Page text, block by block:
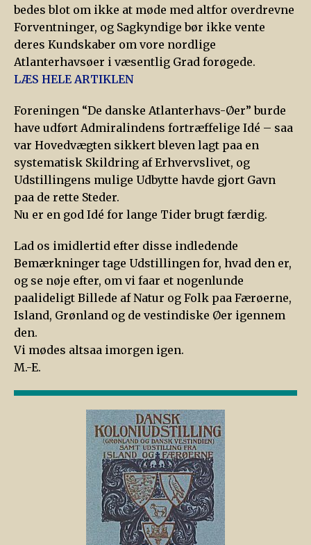
bedes blot om ikke at møde med altfor overdrevne
Forventninger, og Sagkyndige bør ikke vente
deres Kundskaber om vore nordlige
Atlanterhavsøer i væsentlig Grad forøgede.
LÆS HELE ARTIKLEN
Foreningen “De danske Atlanterhavs-Øer” burde
have udført Admiralindens fortræffelige Idé – saa
var Hovedvægten sikkert bleven lagt paa en
systematisk Skildring af Erhvervslivet, og
Udstillingens mulige Udbytte havde gjort Gavn
paa de rette Steder.
Nu er en god Idé for lange Tider brugt færdig.
Lad os imidlertid efter disse indledende
Bemærkninger tage Udstillingen for, hvad den er,
og se nøje efter, om vi faar et nogenlunde
paalideligt Billede af Natur og Folk paa Færøerne,
Island, Grønland og de vestindiske Øer igennem
den.
Vi mødes altsaa imorgen igen.
M.-E.